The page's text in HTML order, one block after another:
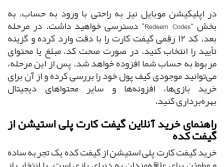
در اپلیکیشن موبایل نیز به راحتی با ورود به حساب، به
بخش “Redeem Codes” دسترسی خواهید داشت. در مرحله
بعد، کد ۱۲ رقمی گیفت کارت را با دقت وارد کرده و گزینه
تأیید را انتخاب کنید. در صورت صحت کد، مبلغ یا محتوای
مربوط به حساب شما افزوده خواهد شد. پس از این مرحله،
می‌توانید موجودی کیف پول خود را بررسی کرده و از آن برای
خرید بازی‌ها، افزونه‌ها و سایر محتواهای دیجیتال
بهره‌برداری کنید.
راهنمای خرید آنلاین گیفت کارت پلی استیشن از
گیفت کده
خرید گیفت کارت پلی استیشن از گیفت کده یک تجربه ساده